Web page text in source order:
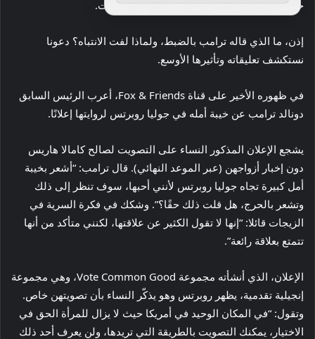
خصوصية الناخبين ورسائل الإعلان حول العلاقات.
إذن، ما الذي قاله ترامب بالضبط، ولماذا لفت الانتباه؟ دعونا
نستكشف تعليقاته وتأثيرها الأوسع.
في ظهوره الأخير على قناة Fox & Friends، أعرب الرئيس السابق
دونالد ترامب عن خيبة أمله في جوليا روبرتس لروايتها إعلانًا.
يشجع الإعلان المذكور النساء على التصويت لصالح كامالا هاريس
دون إخبار أزواجهن (عبر الموعد النهائي). قال ترامب: “أشعر بخيبة
أمل كبيرة تجاه جوليا روبرتس لأنني أحبها، سوف تنظر إلى ذلك
وتشعر بالحرج، هل قلت ذلك حقًا؟”. وشكك في فكرة السرية في
الزيجات قائلا: “إنها لا تقول الكثير عن علاقتها، لكنني متأكد من أنها
تتمتع بعلاقة رائعة”.
الإعلان، الذي أنشأته مجموعة Vote Common Good، وهي مجموعة
إنجيلية تقدمية، يظهر روبرتس وهو يذكّر النساء بأن تصويتهن خاص.
وتقول: “في المكان الوحيد في أمريكا حيث لا يزال للمرأة الحق في
الاختيار، يمكنك التصويت بالطريقة التي تريدها، ولن يعرف أحد ذلك